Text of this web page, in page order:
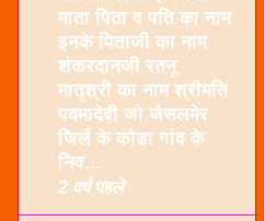
माता पिता व पति का नाम
इनके पिताजी का नाम
शंकरदानजी रतनू
मातृश्री का नाम श्रीमति
पदमादेवी जो जैसलमेर
जिलें के कोडा गांव के
निव...
2 वर्ष पहले